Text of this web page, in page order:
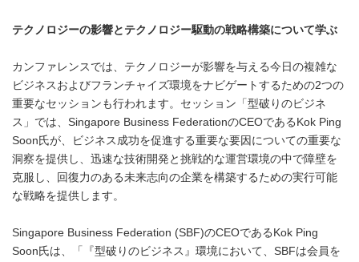
テクノロジーの影響とテクノロジー駆動の戦略構築について学ぶ
カンファレンスでは、テクノロジーが影響を与える今日の複雑な
ビジネスおよびフランチャイズ環境をナビゲートするための2つの
重要なセッションも行われます。セッション「型破りのビジネ
ス」では、Singapore Business FederationのCEOであるKok Ping
Soon氏が、ビジネス成功を促進する重要な要因についての重要な
洞察を提供し、迅速な技術開発と挑戦的な運営環境の中で障壁を
克服し、回復力のある未来志向の企業を構築するための実行可能
な戦略を提供します。
Singapore Business Federation (SBF)のCEOであるKok Ping
Soon氏は、「『型破りのビジネス』環境において、SBFは会員を